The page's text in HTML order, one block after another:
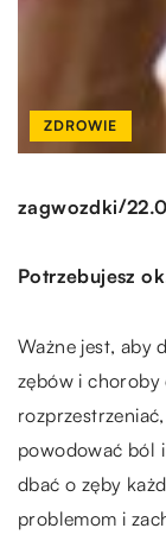
ZDROWIE
zagwozdki/
Potrzebujesz
Ważne jest, aby
zębów i choroby
powodować ból
dbać o zęby
problemom i